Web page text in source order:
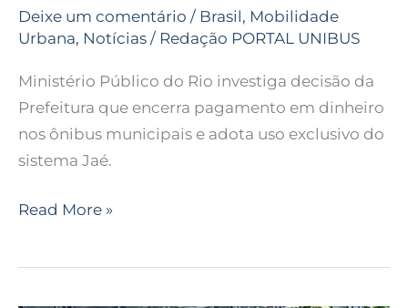
Deixe um comentário / Brasil, Mobilidade
Urbana, Notícias / Redação PORTAL UNIBUS
Ministério Público do Rio investiga decisão da
Prefeitura que encerra pagamento em dinheiro
nos ônibus municipais e adota uso exclusivo do
sistema Jaé.
Read More »